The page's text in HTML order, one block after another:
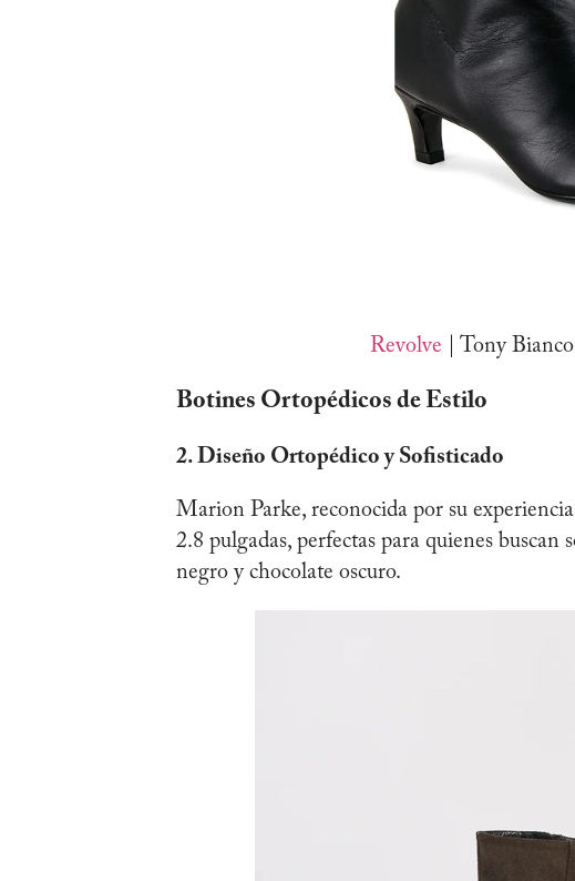
Revolve | Tony
Botines Ortopédicos de Estilo
2. Diseño Ortopédico y Sofisticado
Marion Parke, reconocida por su
2.8 pulgadas, perfectas para quienes
negro y chocolate oscuro.